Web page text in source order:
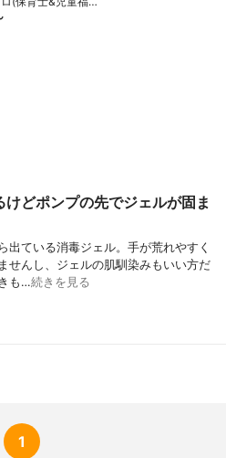
どポンプの先でジェルが固ま
出ている消毒ジェル。手が荒れやすく
せんし、ジェルの肌馴染みもいい方だ
も…続きを見る
1